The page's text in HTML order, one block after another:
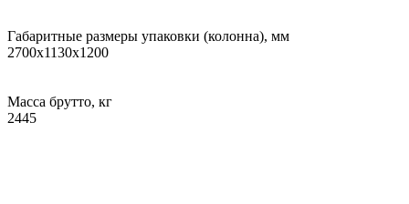
Габаритные размеры упаковки (колонна), мм
2700х1130х1200
Масса брутто, кг
2445